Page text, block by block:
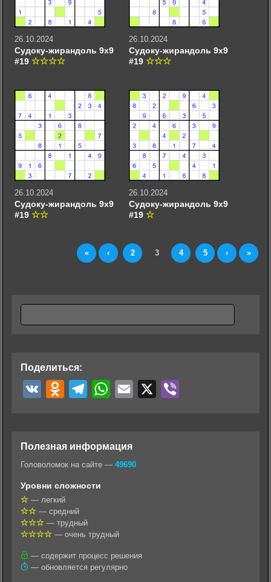
26.10.2024
Судоку-жирандоль 9х9
#19
26.10.2024
Судоку-жирандоль 9х9
#19
26.10.2024
Судоку-жирандоль 9х9
#19
26.10.2024
Судоку-жирандоль 9х9
#19
« ‹ 2 3 4 5 › »
Поделиться:
o
k
a
s
s
n
i
e
g
W
t
l
Полезная информация
Головоломок на сайте — 49690
Уровни сложности
— легкий
— средний
— трудный
— очень трудный
— содержит процесс решения
— обновляется регулярно